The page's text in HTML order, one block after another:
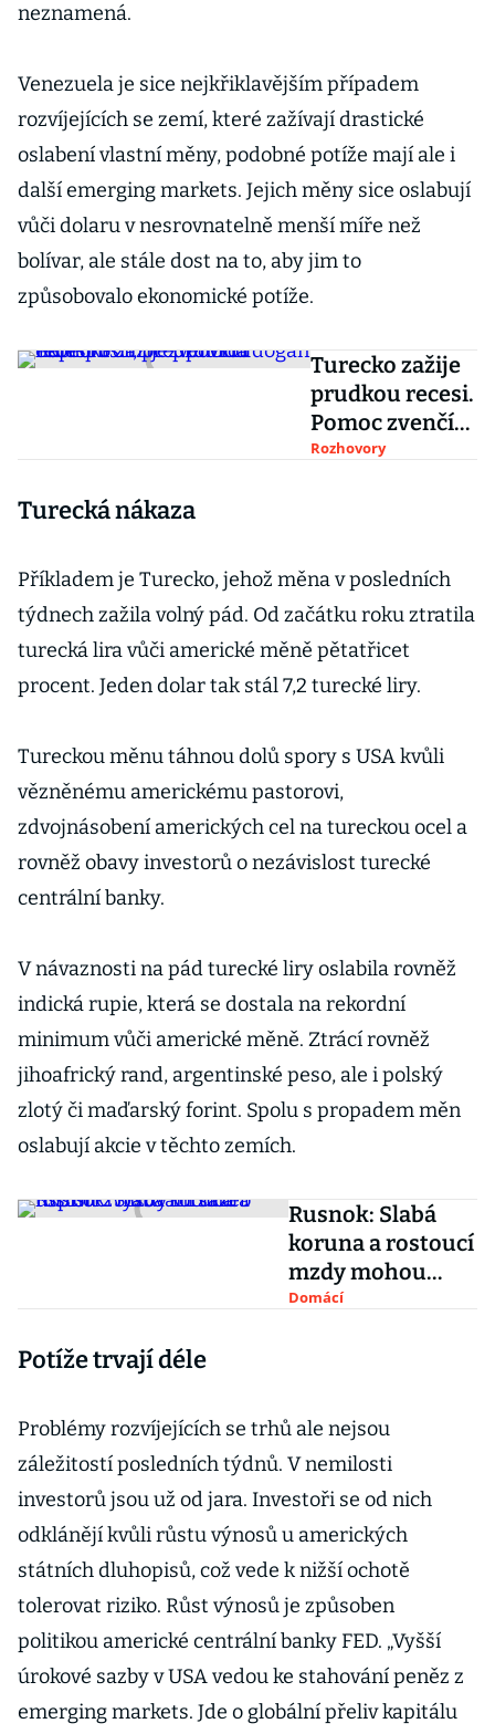
neznamená.
Venezuela je sice nejkřiklavějším případem
rozvíjejících se zemí, které zažívají drastické
oslabení vlastní měny, podobné potíže mají ale i
další emerging markets. Jejich měny sice oslabují
vůči dolaru v nesrovnatelně menší míře než
bolívar, ale stále dost na to, aby jim to
způsobovalo ekonomické potíže.
Turecko zažije
prudkou recesi.
Pomoc zvenčí
Erdoğan
Rozhovory
Turecká nákaza
Příkladem je Turecko, jehož měna v posledních
týdnech zažila volný pád. Od začátku roku ztratila
turecká lira vůči americké měně pětatřicet
procent. Jeden dolar tak stál 7,2 turecké liry.
Tureckou měnu táhnou dolů spory s USA kvůli
vězněnému americkému pastorovi,
zdvojnásobení amerických cel na tureckou ocel a
rovněž obavy investorů o nezávislost turecké
centrální banky.
V návaznosti na pád turecké liry oslabila rovněž
indická rupie, která se dostala na rekordní
minimum vůči americké měně. Ztrácí rovněž
jihoafrický rand, argentinské peso, ale i polský
zlotý či maďarský forint. Spolu s propadem měn
oslabují akcie v těchto zemích.
Rusnok: Slabá
koruna a rostoucí
mzdy mohou
uspíšit zvyšování
Domácí
Potíže trvají déle
Problémy rozvíjejících se trhů ale nejsou
záležitostí posledních týdnů. V nemilosti
investorů jsou už od jara. Investoři se od nich
odklánějí kvůli růstu výnosů u amerických
státních dluhopisů, což vede k nižší ochotě
tolerovat riziko. Růst výnosů je způsoben
politikou americké centrální banky FED. „Vyšší
úrokové sazby v USA vedou ke stahování peněz z
emerging markets. Jde o globální přeliv kapitálu